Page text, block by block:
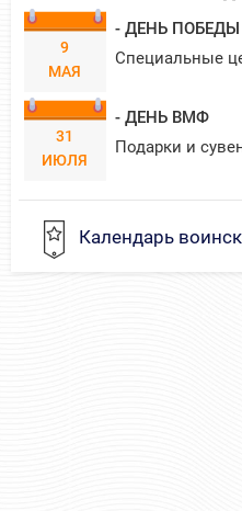
9
МАЯ
- ДЕНЬ ПОБЕДЫ
Специальные
31
ИЮЛЯ
- ДЕНЬ ВМФ
Подарки и
Календарь